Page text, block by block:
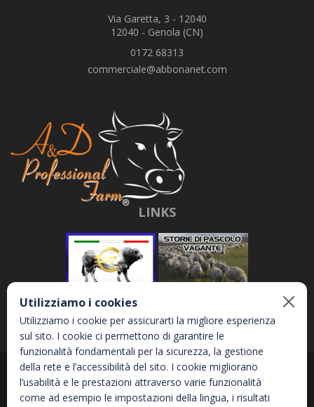
Via Garetta, 3 - 12040
12040 - Genola (CN)
0172 68313
commerciale@abbonanet.com
LINKS
Abbona e Daniele S.r.l. - Via Garetta, 3 - 12040 - Genola (CN) - P.IVA
02810870044
Utilizziamo i cookies
Utilizziamo i cookie per assicurarti la migliore esperienza
sul sito. I cookie ci permettono di garantire le
funzionalità fondamentali per la sicurezza, la gestione
della rete e l’accessibilità del sito. I cookie migliorano
l’usabilità e le prestazioni attraverso varie funzionalità
come ad esempio le impostazioni della lingua, i risultati